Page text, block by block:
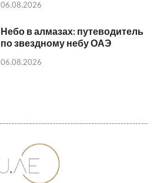
06.08.2026
Небо в алмазах: путеводитель
по звездному небу ОАЭ
06.08.2026